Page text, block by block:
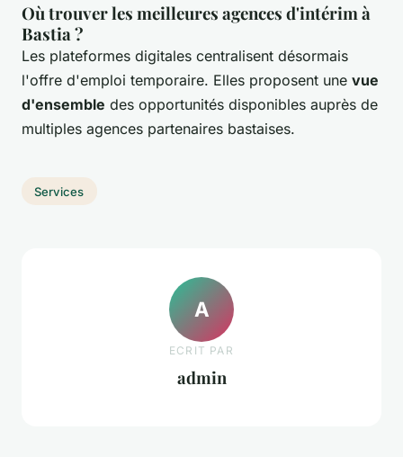
Où trouver les meilleures agences d'intérim à
Bastia ?
Les plateformes digitales centralisent désormais
l'offre d'emploi temporaire. Elles proposent une vue
d'ensemble des opportunités disponibles auprès de
multiples agences partenaires bastaises.
Services
A
ECRIT PAR
admin